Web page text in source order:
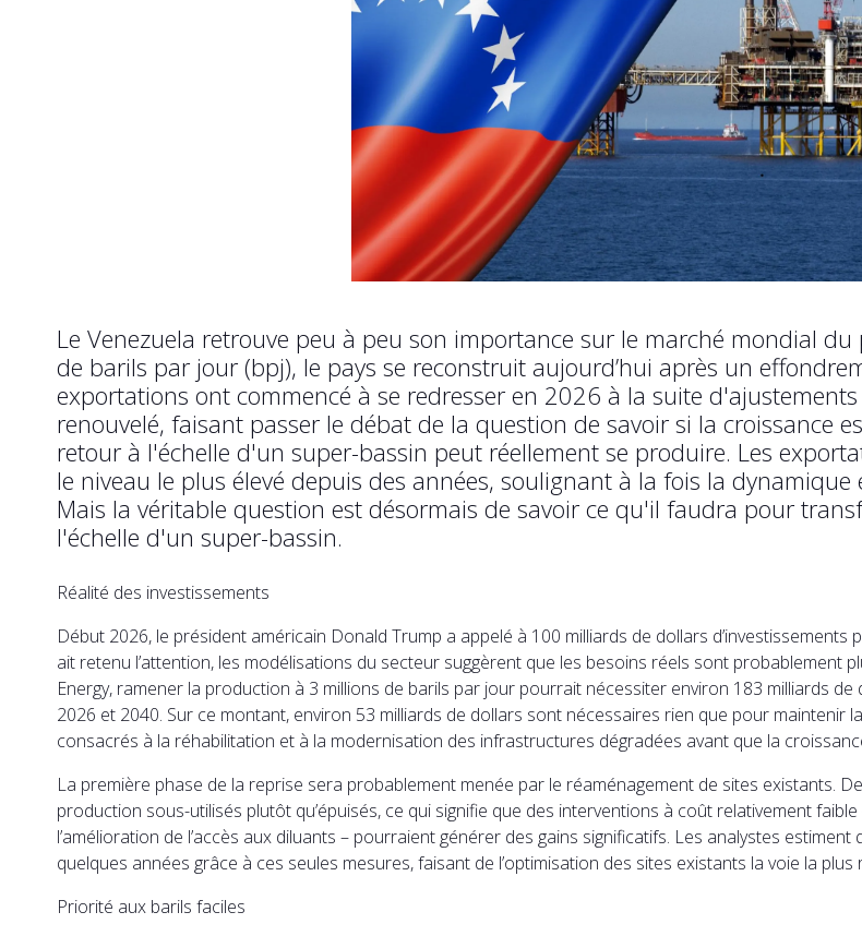
Le Venezuela retrouve peu à peu son importance sur le marché mondial
de barils par jour (bpj), le pays se reconstruit aujourd’hui après un
exportations ont commencé à se redresser en 2026 à la suite
renouvelé, faisant passer le débat de la question de savoir si la croissance
retour à l'échelle d'un super-bassin peut réellement se produire. Les
le niveau le plus élevé depuis des années, soulignant à la fois la
Mais la véritable question est désormais de savoir ce qu'il faudra pour
l'échelle d'un super-bassin.
Réalité des investissements
Début 2026, le président américain Donald Trump a appelé à 100 milliards de dollars
ait retenu l’attention, les modélisations du secteur suggèrent que les besoins réels sont probablement
Energy, ramener la production à 3 millions de barils par jour pourrait nécessiter environ 183 milliards
2026 et 2040. Sur ce montant, environ 53 milliards de dollars sont nécessaires rien que pour
consacrés à la réhabilitation et à la modernisation des infrastructures dégradées avant que la
La première phase de la reprise sera probablement menée par le réaménagement de sites existants.
production sous-utilisés plutôt qu’épuisés, ce qui signifie que des interventions à coût relativement
l’amélioration de l’accès aux diluants – pourraient générer des gains significatifs. Les analystes
quelques années grâce à ces seules mesures, faisant de l’optimisation des sites existants la voie la
Priorité aux barils faciles